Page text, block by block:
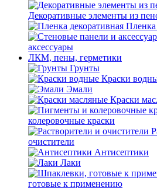
Декоративные элементы из
Пленка
аксессуары
ЛКМ, пены, герметики
Грунты
Краски
Эмали
Краски
колеровочные краски
очистители
Антисептики
Лаки
готовые к применению